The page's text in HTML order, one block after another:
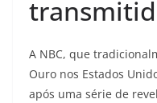
A NBC, que
Ouro nos Estados
após uma série de